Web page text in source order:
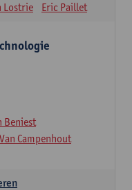
Lostrie Eric Paillet
Beniest
Campenhout